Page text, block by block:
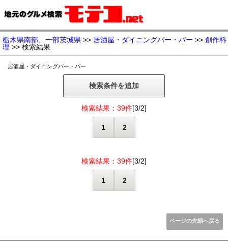
栃木県南部、一部茨城県 >> 居酒屋・ダイニングバー・バー >> 創作料
理 >> 検索結果
居酒屋・ダイニングバー・バー
検索条件を追加
検索結果：39件[3/2]
1 2
検索結果：39件[3/2]
1 2
ページの先頭へ戻る